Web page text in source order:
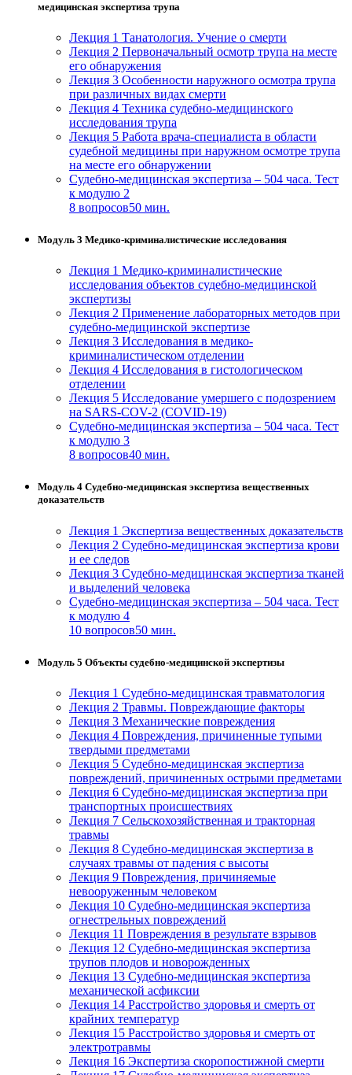
медицинская экспертиза трупа
Лекция 1 Танатология. Учение о смерти
Лекция 2 Первоначальный осмотр трупа на месте
его обнаружения
Лекция 3 Особенности наружного осмотра трупа
при различных видах смерти
Лекция 4 Техника судебно-медицинского
исследования трупа
Лекция 5 Работа врача-специалиста в области
судебной медицины при наружном осмотре трупа
на месте его обнаружении
Судебно-медицинская экспертиза – 504 часа. Тест
к модулю 2
8 вопросов50 мин.
Модуль 3 Медико-криминалистические исследования
Лекция 1 Медико-криминалистические
исследования объектов судебно-медицинской
экспертизы
Лекция 2 Применение лабораторных методов при
судебно-медицинской экспертизе
Лекция 3 Исследования в медико-
криминалистическом отделении
Лекция 4 Исследования в гистологическом
отделении
Лекция 5 Исследование умершего с подозрением
на SARS-COV-2 (COVID-19)
Судебно-медицинская экспертиза – 504 часа. Тест
к модулю 3
8 вопросов40 мин.
Модуль 4 Судебно-медицинская экспертиза вещественных
доказательств
Лекция 1 Экспертиза вещественных доказательств
Лекция 2 Судебно-медицинская экспертиза крови
и ее следов
Лекция 3 Судебно-медицинская экспертиза тканей
и выделений человека
Судебно-медицинская экспертиза – 504 часа. Тест
к модулю 4
10 вопросов50 мин.
Модуль 5 Объекты судебно-медицинской экспертизы
Лекция 1 Судебно-медицинская травматология
Лекция 2 Травмы. Повреждающие факторы
Лекция 3 Механические повреждения
Лекция 4 Повреждения, причиненные тупыми
твердыми предметами
Лекция 5 Судебно-медицинская экспертиза
повреждений, причиненных острыми предметами
Лекция 6 Судебно-медицинская экспертиза при
транспортных происшествиях
Лекция 7 Сельскохозяйственная и тракторная
травмы
Лекция 8 Судебно-медицинская экспертиза в
случаях травмы от падения с высоты
Лекция 9 Повреждения, причиняемые
невооруженным человеком
Лекция 10 Судебно-медицинская экспертиза
огнестрельных повреждений
Лекция 11 Повреждения в результате взрывов
Лекция 12 Судебно-медицинская экспертиза
трупов плодов и новорожденных
Лекция 13 Судебно-медицинская экспертиза
механической асфиксии
Лекция 14 Расстройство здоровья и смерть от
крайних температур
Лекция 15 Расстройство здоровья и смерть от
электротравмы
Лекция 16 Экспертиза скоропостижной смерти